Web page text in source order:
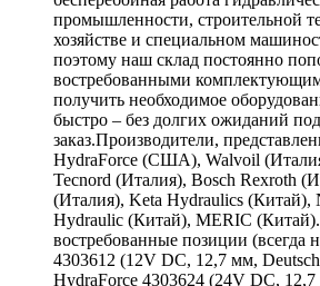
промышленности, строительной
хозяйстве и специальном
поэтому наш склад постоянно
востребованными
получить необходимое
быстро – без долгих ожиданий под
заказ.Производители,
HydraForce (США), Walvoil
Tecnord (Италия), Bosch Rexroth
(Италия), Keta Hydraulics (Китай),
Hydraulic (Китай), MERIC
востребованные позиции (всегда
4303612 (12V DC, 12,7 мм,
HydraForce 4303624 (24V DC,